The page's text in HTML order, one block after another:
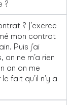
?
? J’exerce
mon contrat
Puis j’ai
ne m’a rien
an on me
fait qu’il n’y a